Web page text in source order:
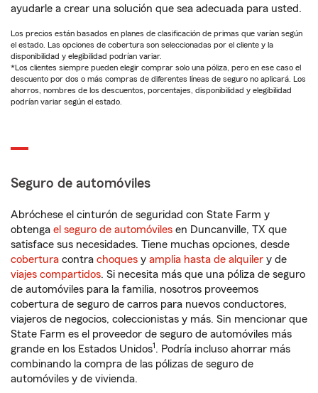
ayudarle a crear una solución que sea adecuada para usted.
Los precios están basados en planes de clasificación de primas que varían según
el estado. Las opciones de cobertura son seleccionadas por el cliente y la
disponibilidad y elegibilidad podrían variar.
*Los clientes siempre pueden elegir comprar solo una póliza, pero en ese caso el
descuento por dos o más compras de diferentes líneas de seguro no aplicará. Los
ahorros, nombres de los descuentos, porcentajes, disponibilidad y elegibilidad
podrían variar según el estado.
Seguro de automóviles
Abróchese el cinturón de seguridad con State Farm y
obtenga el seguro de automóviles en Duncanville, TX que
satisface sus necesidades. Tiene muchas opciones, desde
cobertura contra choques y amplia hasta de alquiler y de
viajes compartidos. Si necesita más que una póliza de seguro
de automóviles para la familia, nosotros proveemos
cobertura de seguro de carros para nuevos conductores,
viajeros de negocios, coleccionistas y más. Sin mencionar que
State Farm es el proveedor de seguro de automóviles más
grande en los Estados Unidos1. Podría incluso ahorrar más
combinando la compra de las pólizas de seguro de
automóviles y de vivienda.